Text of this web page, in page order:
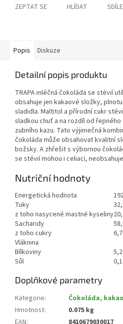
ZEPTAT SE HLÍDAT
Popis Diskuze
Detailní popis produktu
TRAPA mléčná čokoláda se stévií
obsahuje jen kakaové složky,
sladidla. Maltitol a přírodní cukr
sladkou chuť a na rozdíl od
zubního kazu. Tato výjimečná
čokoláda může obsahovat kvalitní
božsky. A zhřešit s výbornou
se stévií mohou i celiaci,
Nutriční hodnoty
Energetická hodnota
Tuky
z toho nasycené mastné kyseliny
Sacharidy
z toho cukry
Vláknina
Bílkoviny
Sůl
Doplňkové parametry
Kategorie:
Čokoláda,
Hmotnost:
0.075 kg